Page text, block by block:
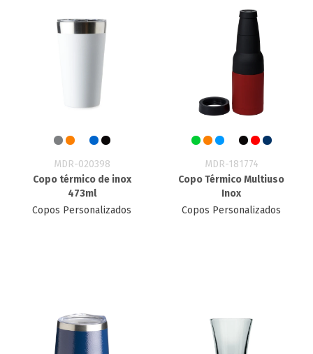
MDR-020398
Copo térmico de inox
473ml
Copos Personalizados
MDR-181774
Copo Térmico Multiuso
Inox
Copos Personalizados